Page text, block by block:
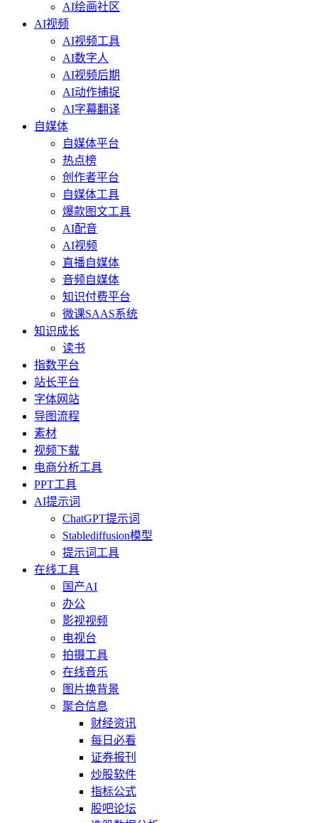
AI绘画社区
AI视频
AI视频工具
AI数字人
AI视频后期
AI动作捕捉
AI字幕翻译
自媒体
自媒体平台
热点榜
创作者平台
自媒体工具
爆款图文工具
AI配音
AI视频
直播自媒体
音频自媒体
知识付费平台
微课SAAS系统
知识成长
读书
指数平台
站长平台
字体网站
导图流程
素材
视频下载
电商分析工具
PPT工具
AI提示词
ChatGPT提示词
Stablediffusion模型
提示词工具
在线工具
国产AI
办公
影视视频
电视台
拍摄工具
在线音乐
图片换背景
聚合信息
财经资讯
每日必看
证券报刊
炒股软件
指标公式
股吧论坛